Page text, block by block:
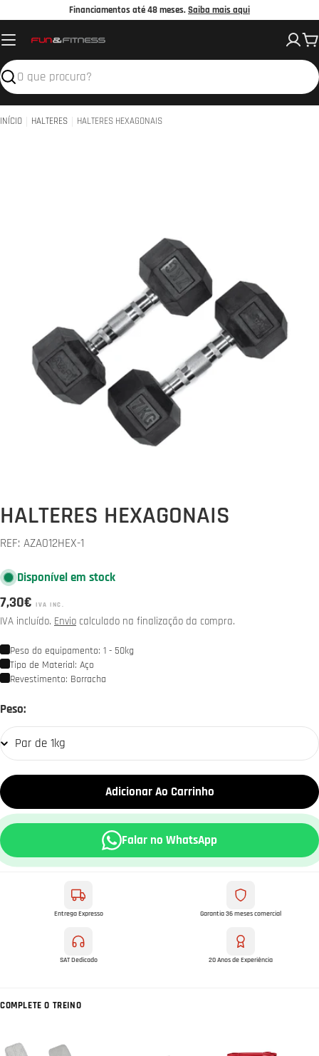
o
conteúdo
Financiamentos até 48 meses.Saiba mais aqui
Pesquisar
INÍCIO HALTERES HALTERES HEXAGONAIS
media 0 em modal
HALTERES HEXAGONAIS
REF: AZA012HEX-1
Disponível em stock
Preço
normal
7,30€ IVA INC.
IVA incluído. Envio calculado na finalização da compra.
Peso do equipamento: 1 - 50kg
Tipo de Material: Aço
Revestimento: Borracha
Peso:
Par
de
1kg
Adicionar Ao Carrinho
Falar no WhatsApp
Entrega Expresso Garantia 36 meses comercial
SAT Dedicado 20 Anos de Experiência
COMPLETE O TREINO